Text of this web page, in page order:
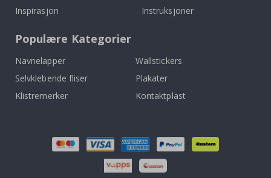
Inspirasjon
Instruksjoner
Populære Kategorier
Navnelapper
Wallstickers
Selvklebende fliser
Plakater
Klistremerker
Kontaktplast